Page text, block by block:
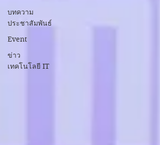
บทความ
ประชาสัมพันธ์
Event
ข่าว
เทคโนโลยี IT